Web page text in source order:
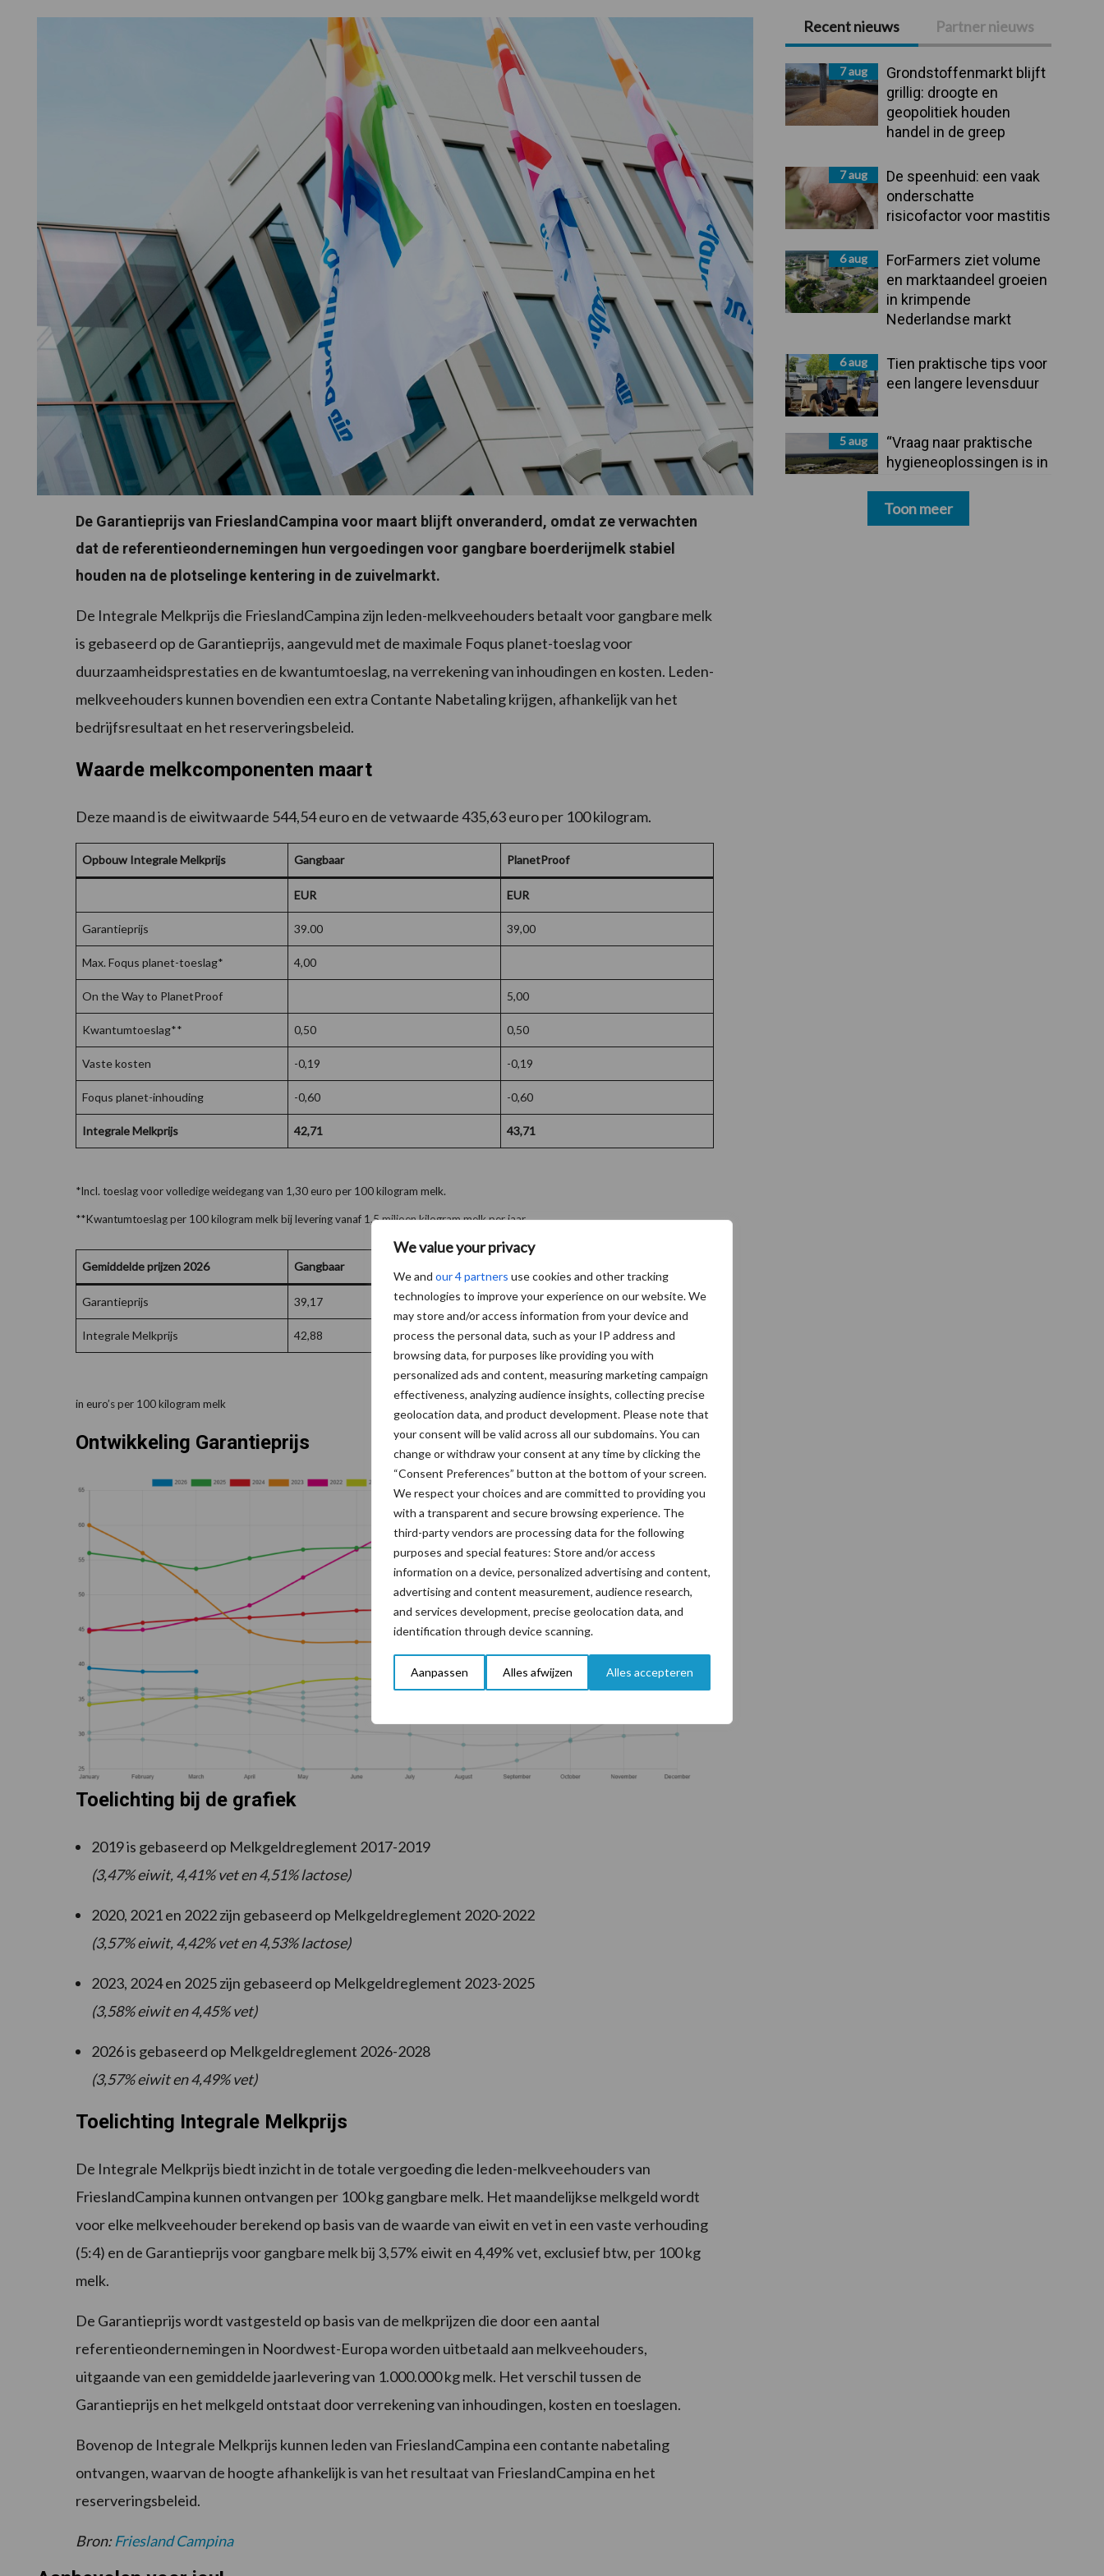
We value your privacy
We and our 4 partners use cookies and other tracking
technologies to improve your experience on our website. We
may store and/or access information from your device and
process the personal data, such as your IP address and
browsing data, for purposes like providing you with
personalized ads and content, measuring marketing campaign
effectiveness, analyzing audience insights, collecting precise
geolocation data, and product development. Please note that
your consent will be valid across all our subdomains. You can
change or withdraw your consent at any time by clicking the
“Consent Preferences” button at the bottom of your screen.
We respect your choices and are committed to providing you
with a transparent and secure browsing experience. The
third-party vendors are processing data for the following
purposes and special features: Store and/or access
information on a device, personalized advertising and content,
advertising and content measurement, audience research,
and services development, precise geolocation data, and
identification through device scanning.
Aanpassen Alles afwijzen Alles accepteren
De Garantieprijs van FrieslandCampina voor maart blijft onveranderd, omdat ze verwachten
dat de referentieondernemingen hun vergoedingen voor gangbare boerderijmelk stabiel
houden na de plotselinge kentering in de zuivelmarkt.
De Integrale Melkprijs die FrieslandCampina zijn leden-melkveehouders betaalt voor gangbare melk
is gebaseerd op de Garantieprijs, aangevuld met de maximale Foqus planet-toeslag voor
duurzaamheidsprestaties en de kwantumtoeslag, na verrekening van inhoudingen en kosten. Leden-
melkveehouders kunnen bovendien een extra Contante Nabetaling krijgen, afhankelijk van het
bedrijfsresultaat en het reserveringsbeleid.
Waarde melkcomponenten maart
Deze maand is de eiwitwaarde 544,54 euro en de vetwaarde 435,63 euro per 100 kilogram.
Opbouw Integrale Melkprijs Gangbaar PlanetProof
EUR EUR
Garantieprijs 39.00 39,00
Max. Foqus planet-toeslag* 4,00
On the Way to PlanetProof 5,00
Kwantumtoeslag** 0,50 0,50
Vaste kosten -0,19 -0,19
Foqus planet-inhouding -0,60 -0,60
Integrale Melkprijs 42,71 43,71
*Incl. toeslag voor volledige weidegang van 1,30 euro per 100 kilogram melk.
**Kwantumtoeslag per 100 kilogram melk bij levering vanaf 1,5 miljoen kilogram melk per jaar.
Gemiddelde prijzen 2026 Gangbaar
Garantieprijs 39,17 39,17
Integrale Melkprijs 42,88 43,88
in euro’s per 100 kilogram melk
Ontwikkeling Garantieprijs
Toelichting bij de grafiek
2019 is gebaseerd op Melkgeldreglement 2017-2019
(3,47% eiwit, 4,41% vet en 4,51% lactose)
2020, 2021 en 2022 zijn gebaseerd op Melkgeldreglement 2020-2022
(3,57% eiwit, 4,42% vet en 4,53% lactose)
2023, 2024 en 2025 zijn gebaseerd op Melkgeldreglement 2023-2025
(3,58% eiwit en 4,45% vet)
2026 is gebaseerd op Melkgeldreglement 2026-2028
(3,57% eiwit en 4,49% vet)
Toelichting Integrale Melkprijs
De Integrale Melkprijs biedt inzicht in de totale vergoeding die leden-melkveehouders van
FrieslandCampina kunnen ontvangen per 100 kg gangbare melk. Het maandelijkse melkgeld wordt
voor elke melkveehouder berekend op basis van de waarde van eiwit en vet in een vaste verhouding
(5:4) en de Garantieprijs voor gangbare melk bij 3,57% eiwit en 4,49% vet, exclusief btw, per 100 kg
melk.
De Garantieprijs wordt vastgesteld op basis van de melkprijzen die door een aantal
referentieondernemingen in Noordwest-Europa worden uitbetaald aan melkveehouders,
uitgaande van een gemiddelde jaarlevering van 1.000.000 kg melk. Het verschil tussen de
Garantieprijs en het melkgeld ontstaat door verrekening van inhoudingen, kosten en toeslagen.
Bovenop de Integrale Melkprijs kunnen leden van FrieslandCampina een contante nabetaling
ontvangen, waarvan de hoogte afhankelijk is van het resultaat van FrieslandCampina en het
reserveringsbeleid.
Bron:Friesland Campina
Primaire
Sidebar
Recent nieuws Partner nieuws
7 aug
Grondstoffenmarkt blijft
grillig: droogte en
geopolitiek houden
handel in de greep
7 aug
De speenhuid: een vaak
onderschatte
risicofactor voor mastitis
6 aug
ForFarmers ziet volume
en marktaandeel groeien
in krimpende
Nederlandse markt
6 aug
Tien praktische tips voor
een langere levensduur
5 aug
“Vraag naar praktische
hygieneoplossingen is in
Toon meer